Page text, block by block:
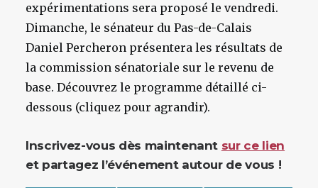
expérimentations sera proposé le vendredi.
Dimanche, le sénateur du Pas-de-Calais
Daniel Percheron présentera les résultats de
la commission sénatoriale sur le revenu de
base. Découvrez le programme détaillé ci-
dessous (cliquez pour agrandir).
Inscrivez-vous dès maintenant sur ce lien
et partagez l’événement autour de vous !